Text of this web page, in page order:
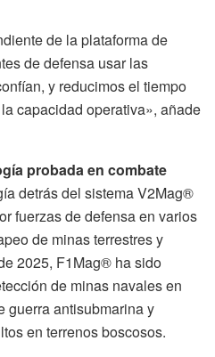
de la plataforma de
de defensa usar las
y reducimos el tiempo
capacidad operativa», añade
probada en combate
detrás del sistema V2Mag®
fuerzas de defensa en varios
de minas terrestres y
2025, F1Mag® ha sido
de minas navales en
guerra antisubmarina y
en terrenos boscosos.